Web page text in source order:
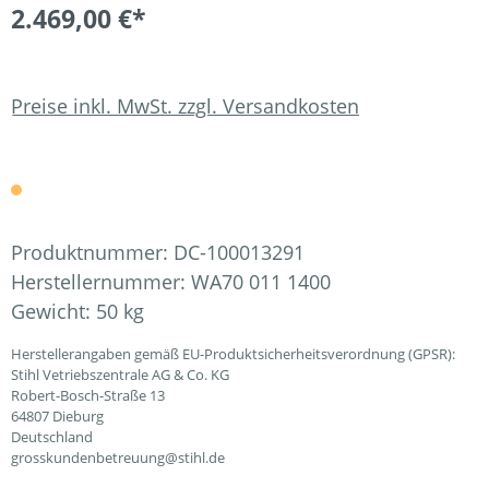
2.469,00 €*
Preise inkl. MwSt. zzgl. Versandkosten
Produktnummer: DC-100013291
Herstellernummer: WA70 011 1400
Gewicht: 50 kg
Herstellerangaben gemäß EU-Produktsicherheitsverordnung (GPSR):
Stihl Vetriebszentrale AG & Co. KG
Robert-Bosch-Straße 13
64807 Dieburg
Deutschland
grosskundenbetreuung@stihl.de